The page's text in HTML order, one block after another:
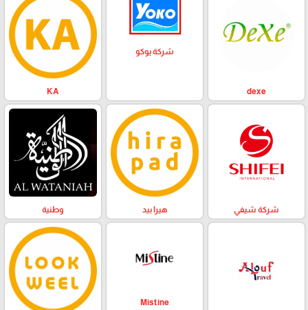
dexe
شركة يوكو
KA
شركة شيفي هيرا بيد وطنية
Mistine